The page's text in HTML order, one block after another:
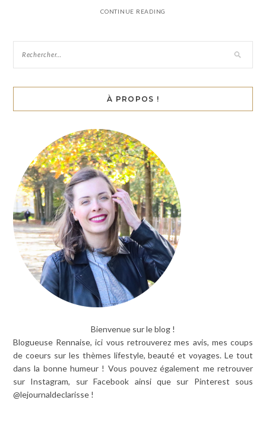
CONTINUE READING
À PROPOS !
Bienvenue sur le blog !
Blogueuse Rennaise, ici vous retrouverez mes avis, mes coups
de coeurs sur les thèmes lifestyle, beauté et voyages. Le tout
dans la bonne humeur ! Vous pouvez également me retrouver
sur Instagram, sur Facebook ainsi que sur Pinterest sous
@lejournaldeclarisse !